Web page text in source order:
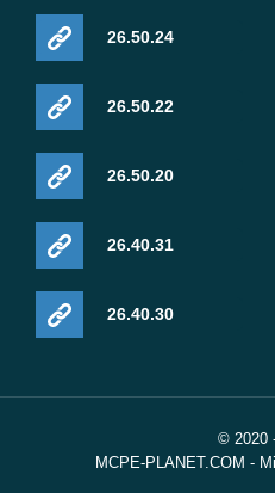
26.50.24
26.50.22
26.50.20
26.40.31
26.40.30
© 2020
MCPE-PLANET.COM -